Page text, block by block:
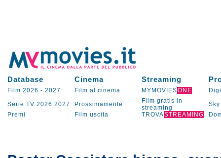
Database Cinema Streaming
Film 2026 - 2027 Film al cinema MYMOVIESONE
Serie TV 2026 2027 Prossimamente
Film gratis in
streaming
Sky
Premi
Film uscita TROVASTREAMING